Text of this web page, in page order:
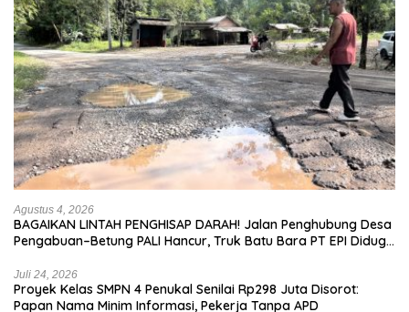
Agustus 4, 2026
BAGAIKAN LINTAH PENGHISAP DARAH! Jalan Penghubung Desa
Pengabuan–Betung PALI Hancur, Truk Batu Bara PT EPI Diduga
Juli 24, 2026
Proyek Kelas SMPN 4 Penukal Senilai Rp298 Juta Disorot:
Papan Nama Minim Informasi, Pekerja Tanpa APD